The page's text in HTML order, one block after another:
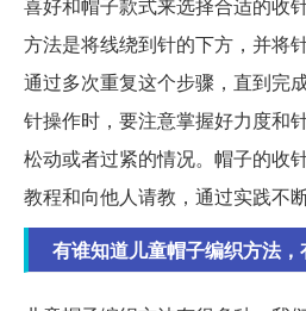
方法是将线绕到针的下方，并将
通过多次重复这个步骤，直到完
针操作时，要注意掌握好力度和
松动或者过紧的情况。帽子的收
教程和向他人请教，通过实践不断
有谁知道儿童帽子编织方法